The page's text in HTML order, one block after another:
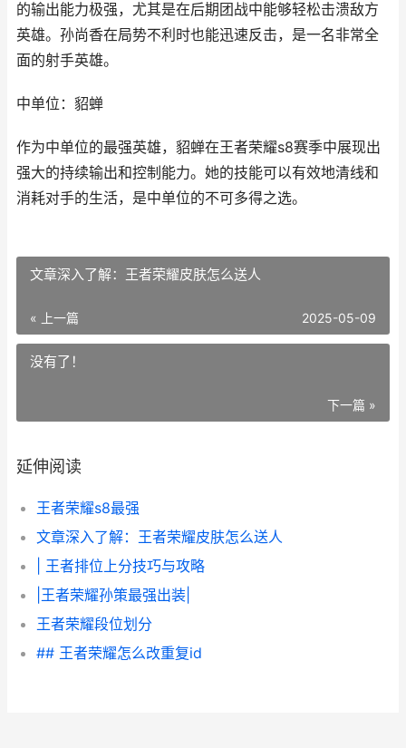
的输出能力极强，尤其是在后期团战中能够轻松击溃敌方
英雄。孙尚香在局势不利时也能迅速反击，是一名非常全
面的射手英雄。
中单位：貂蝉
作为中单位的最强英雄，貂蝉在王者荣耀s8赛季中展现出
强大的持续输出和控制能力。她的技能可以有效地清线和
消耗对手的生活，是中单位的不可多得之选。
文章深入了解：王者荣耀皮肤怎么送人
« 上一篇 2025-05-09
没有了！
下一篇 »
延伸阅读
王者荣耀s8最强
文章深入了解：王者荣耀皮肤怎么送人
| 王者排位上分技巧与攻略
|王者荣耀孙策最强出装|
王者荣耀段位划分
## 王者荣耀怎么改重复id